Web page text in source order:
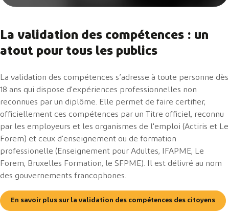
La validation des compétences : un
atout pour tous les publics
La validation des compétences s’adresse à toute personne dès
18 ans qui dispose d'expériences professionnelles non
reconnues par un diplôme. Elle permet de faire certifier,
officiellement ces compétences par un Titre officiel, reconnu
par les employeurs et les organismes de l'emploi (Actiris et Le
Forem) et ceux d'enseignement ou de formation
professionelle (Enseignement pour Adultes, IFAPME, Le
Forem, Bruxelles Formation, le SFPME). Il est délivré au nom
des gouvernements francophones.
En savoir plus sur la validation des compétences des citoyens